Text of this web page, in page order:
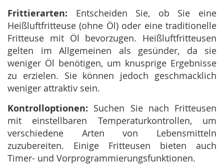
Frittierarten: Entscheiden Sie, ob Sie eine
Heißluftfritteuse (ohne Öl) oder eine traditionelle
Fritteuse mit Öl bevorzugen. Heißluftfritteusen
gelten im Allgemeinen als gesünder, da sie
weniger Öl benötigen, um knusprige Ergebnisse
zu erzielen. Sie können jedoch geschmacklich
weniger attraktiv sein.
Kontrolloptionen: Suchen Sie nach Fritteusen
mit einstellbaren Temperaturkontrollen, um
verschiedene Arten von Lebensmitteln
zuzubereiten. Einige Fritteusen bieten auch
Timer- und Vorprogrammierungsfunktionen.